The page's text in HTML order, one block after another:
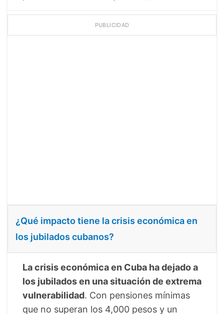
PUBLICIDAD
¿Qué impacto tiene la crisis económica en
los jubilados cubanos?
La crisis económica en Cuba ha dejado a
los jubilados en una situación de extrema
vulnerabilidad. Con pensiones mínimas
que no superan los 4,000 pesos y un